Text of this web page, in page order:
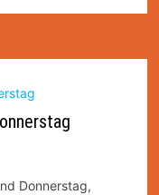
Donnerstag,